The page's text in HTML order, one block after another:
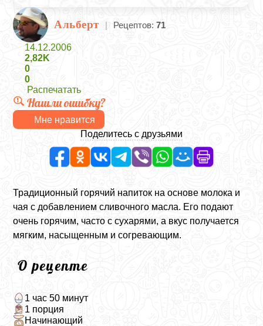
Альберт | Рецептов: 71
14.12.2006
2,82K
0
0
Распечатать
Нашли ошибку?
Мне нравится
Поделитесь с друзьями
Традиционный горячий напиток на основе молока и
чая с добавлением сливочного масла. Его подают
очень горячим, часто с сухарями, а вкус получается
мягким, насыщенным и согревающим.
О рецепте
1 час 50 минут
1 порция
Начинающий